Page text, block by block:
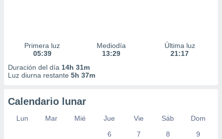
Primera luz
05:39
Mediodía
13:29
Última luz
21:17
Duración del día 14h 31m
Luz diurna restante 5h 37m
Calendario lunar
Lun Mar Mié Jue Vie Sáb
Dom
6
7 8 9